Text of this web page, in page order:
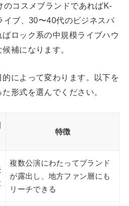
のコスメブランドであればK-
イブ、30〜40代のビジネスパ
ロック系の中規模ライブハウ
補になります。
によって変わります。以下を
形式を選んでください。
特徴
複数公演にわたってブランド
が露出し、地方ファン層にも
リーチできる